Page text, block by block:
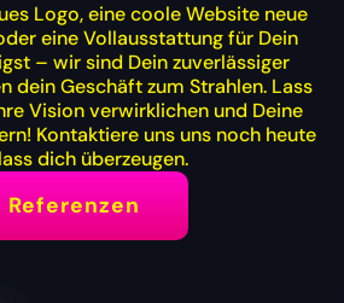
Logo, eine coole Website neue
eine Vollausstattung für Dein
– wir sind Dein zuverlässiger
dein Geschäft zum Strahlen. Lass
Vision verwirklichen und Deine
Kontaktiere uns uns noch heute
dich überzeugen.
Referenzen